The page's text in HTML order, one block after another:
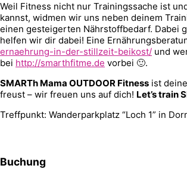
Weil Fitness nicht nur Trainingssache ist
kannst, widmen wir uns neben deinem
einen gesteigerten Nährstoffbedarf. Dabei
helfen wir dir dabei! Eine
ernaehrung-in-der-stillzeit-beikost/ und
bei http://smarthfitme.de vorbei 🙂.
SMARTh Mama OUTDOOR Fitness ist deine
freust – wir freuen uns auf dich! Let’s train
Treffpunkt: Wanderparkplatz “Loch 1” in
Buchung